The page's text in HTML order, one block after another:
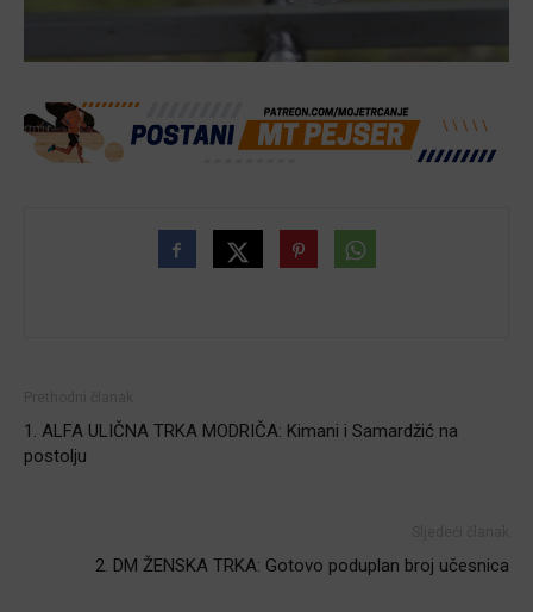
1. ALFA ULIČNA TRKA MODRIČA: Kimani i Samardžić na
postolju
2. DM ŽENSKA TRKA: Gotovo poduplan broj učesnica